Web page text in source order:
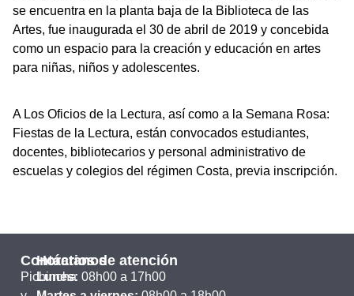
se encuentra en la planta baja de la Biblioteca de las
Artes, fue inaugurada el 30 de abril de 2019 y concebida
como un espacio para la creación y educación en artes
para niñas, niños y adolescentes.
A Los Oficios de la Lectura, así como a la Semana Rosa:
Fiestas de la Lectura, están convocados estudiantes,
docentes, bibliotecarios y personal administrativo de
escuelas y colegios del régimen Costa, previa inscripción.
Contáctanos
Pichincha
Horarios de atención
Lunes: 08h00 a 17h00